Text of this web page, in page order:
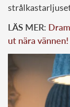
LÄS MER:
ut nära vännen!